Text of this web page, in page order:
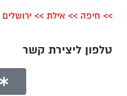
>> חיפה >> אילת >> ירושלים
טלפון ליצירת קשר